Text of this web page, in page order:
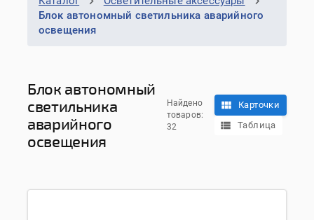
Блок автономный светильника аварийного
освещения
Блок автономный
светильника
аварийного
освещения
Найдено
товаров:
32
Карточки
Таблица